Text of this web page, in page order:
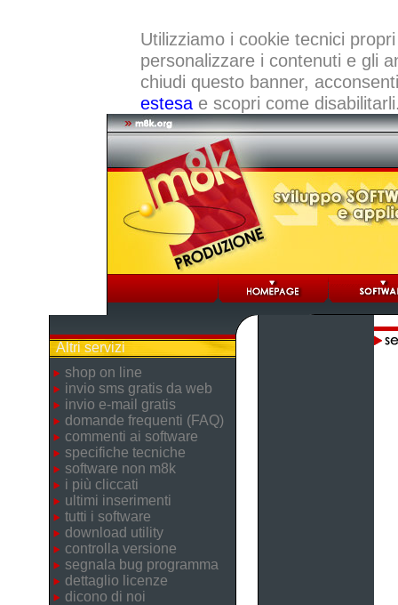
Utilizziamo i cookie tecnici
personalizzare i contenuti e gli
chiudi questo banner,
estesae scopri come
Altri servizi
shop on line
invio sms gratis da web
invio e-mail gratis
domande frequenti (FAQ)
commenti ai software
specifiche tecniche
software non m8k
i più cliccati
ultimi inserimenti
tutti i software
download utility
controlla versione
segnala bug programma
dettaglio licenze
dicono di noi